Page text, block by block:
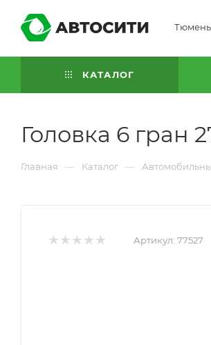
Тюмень
КАТАЛОГ
Головка 6 гран
Главная — Каталог —
Артикул: 77527